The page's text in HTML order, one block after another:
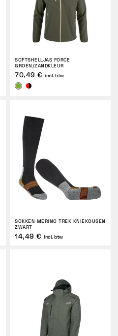
SOFTSHELLJAS FORCE
GROEN/ZANDKLEUR
70,49 € incl. btw
SOKKEN MERINO TREK KNIEKOUSEN
ZWART
14,49 € incl. btw